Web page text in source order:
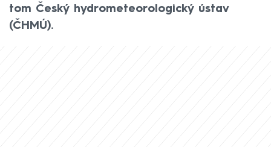
tom Český hydrometeorologický ústav
(ČHMÚ).